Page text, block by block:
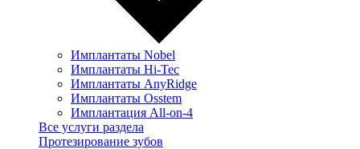
Имплантаты Nobel
Имплантаты Hi-Tec
Имплантаты AnyRidge
Имплантаты Osstem
Имплантация All-on-4
Все услуги раздела
Протезирование зубов